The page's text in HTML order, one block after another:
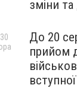
зміни
До 20
прийом